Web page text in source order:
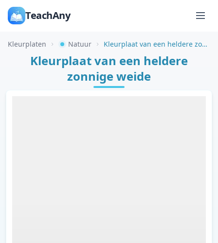
TeachAny
Kleurplaten Natuur Kleurplaat van een heldere zonnige weide
Kleurplaat van een heldere
zonnige weide